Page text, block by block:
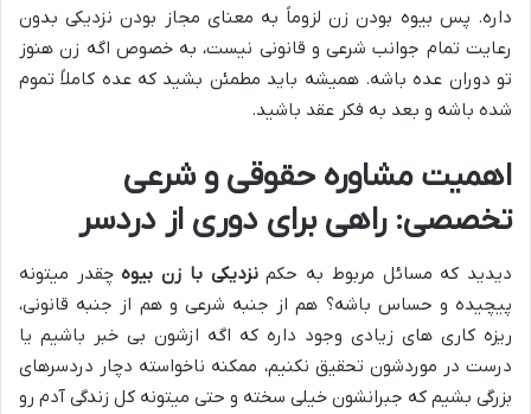
داره. پس بیوه بودن زن لزوماً به معنای مجاز بودن نزدیکی بدون
رعایت تمام جوانب شرعی و قانونی نیست، به خصوص اگه زن هنوز
تو دوران عده باشه. همیشه باید مطمئن بشید که عده کاملاً تموم
شده باشه و بعد به فکر عقد باشید.
اهمیت مشاوره حقوقی و شرعی
تخصصی: راهی برای دوری از دردسر
دیدید که مسائل مربوط به حکمنزدیکی با زن بیوهچقدر میتونه
پیچیده و حساس باشه؟ هم از جنبه شرعی و هم از جنبه قانونی،
ریزه کاری های زیادی وجود داره که اگه ازشون بی خبر باشیم یا
درست در موردشون تحقیق نکنیم، ممکنه ناخواسته دچار دردسرهای
بزرگی بشیم که جبرانشون خیلی سخته و حتی میتونه کل زندگی آدم رو